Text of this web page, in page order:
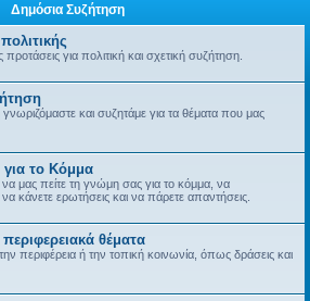
Δημόσια Συζήτηση
προτάσεις για πολιτική και σχετική συζήτηση.
γνωριζόμαστε και συζητάμε για τα θέματα που μας
για το Κόμμα
μας πείτε τη γνώμη σας για το κόμμα, να
κάνετε ερωτήσεις και να πάρετε απαντήσεις.
θέματα
περιφέρεια ή την τοπική κοινωνία, όπως δράσεις και